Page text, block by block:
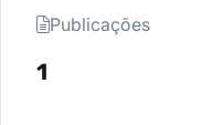
Publicações
1